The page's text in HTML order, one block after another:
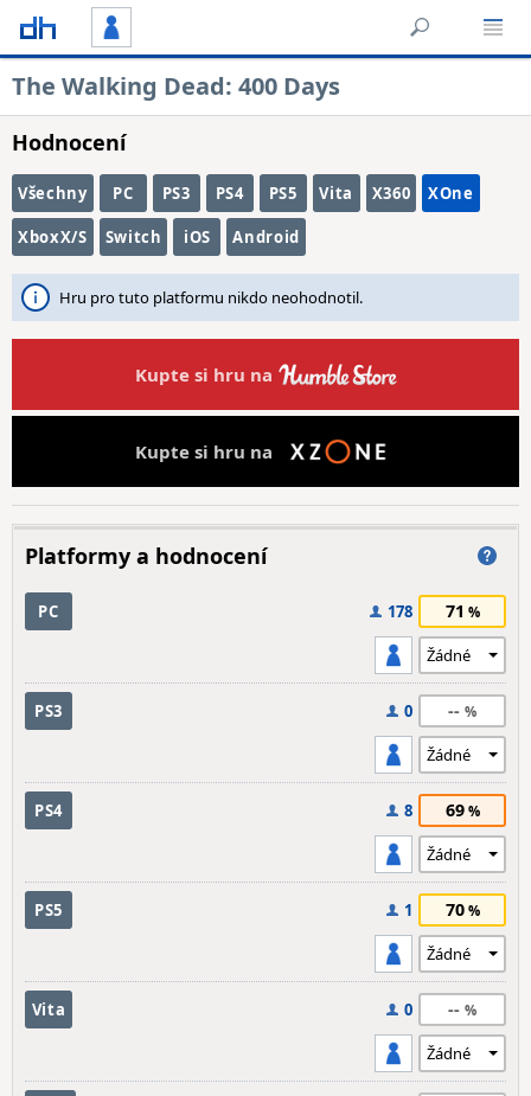
The Walking Dead: 400 Days
Hodnocení
Všechny PC PS3 PS4 PS5 Vita X360 XOne
XboxX/S Switch iOS Android
Hru pro tuto platformu nikdo neohodnotil.
Kupte si hru na
Kupte si hru na
Platformy a hodnocení
PC 178 71
PS3 0 --
PS4 8 69
PS5 1 70
Vita 0 --